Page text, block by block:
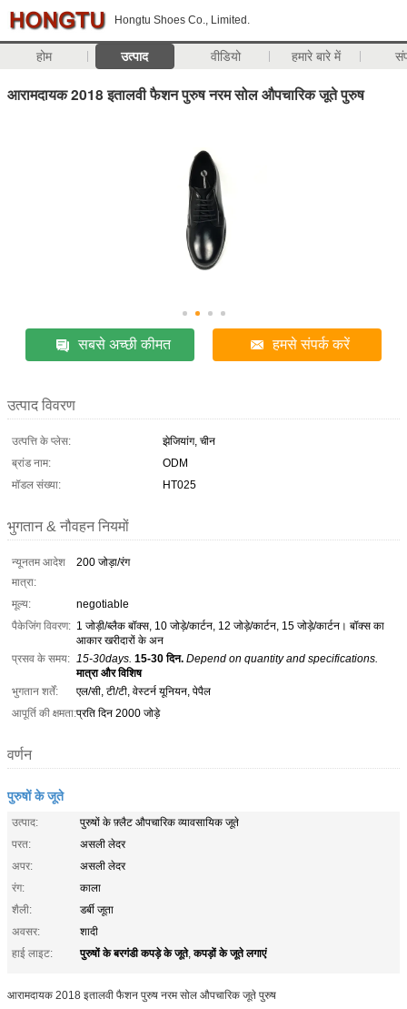
Hongtu Shoes Co., Limited.
होम उत्पाद वीडियो हमारे बारे में
आरामदायक 2018 इतालवी फैशन पुरुष नरम सोल औपचारिक जूते पुरुष
सबसे अच्छी कीमत हमसे संपर्क करें
उत्पाद विवरण
उत्पत्ति के प्लेस:
झेजियांग, चीन
ब्रांड नाम:
ODM
मॉडल संख्या:
HT025
भुगतान & नौवहन नियमों
न्यूनतम आदेश
मात्रा:
200 जोड़ा/रंग
मूल्य:
negotiable
पैकेजिंग विवरण: 1 जोड़ी/ब्लैक बॉक्स, 10 जोड़े/कार्टन, 12 जोड़े/कार्टन, 15 जोड़े/कार्टन। बॉक्स का
आकार खरीदारों के अन
प्रसव के समय: 15-30days. 15-30 दिन. Depend on quantity and specifications.
मात्रा और विशिष
भुगतान शर्तें:
एल/सी, टी/टी, वेस्टर्न यूनियन, पेपैल
आपूर्ति की क्षमता:प्रति दिन 2000 जोड़े
वर्णन
पुरुषों के जूते
उत्पाद:
पुरुषों के फ़्लैट औपचारिक व्यावसायिक जूते
परत:
असली लेदर
अपर:
असली लेदर
रंग:
काला
शैली:
डर्बी जूता
अवसर:
शादी
हाई लाइट:
पुरुषों के बरगंडी कपड़े के जूते,कपड़ों के जूते लगाएं
आरामदायक 2018 इतालवी फैशन पुरुष नरम सोल औपचारिक जूते पुरुष